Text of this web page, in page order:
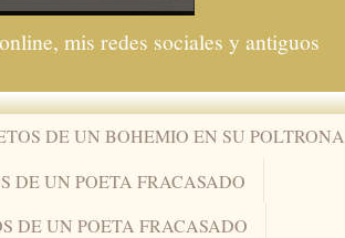
mis redes sociales y antiguos
DE UN BOHEMIO EN SU POLTRONA
DE UN POETA FRACASADO
DE UN POETA FRACASADO